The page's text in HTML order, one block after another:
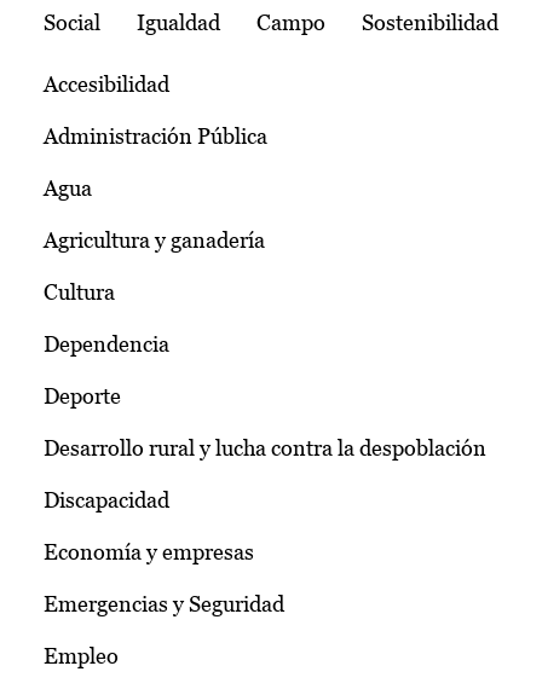
Social Igualdad Campo Sostenibilidad
Accesibilidad
Administración Pública
Agua
Agricultura y ganadería
Cultura
Dependencia
Deporte
Desarrollo rural y lucha contra la despoblación
Discapacidad
Economía y empresas
Emergencias y Seguridad
Empleo